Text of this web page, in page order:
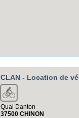
CLAN - Location de
Quai Danton
37500 CHINON